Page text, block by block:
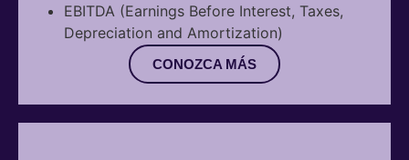
EBITDA (Earnings Before Interest, Taxes,
Depreciation and Amortization)
CONOZCA MÁS